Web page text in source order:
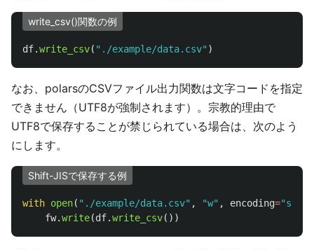
write_csv()関数の例
df.write_csv( " ./example/data.csv" )
なお、polarsのCSVファイル出力関数は文字コードを指定
できません（UTF8が強制されます）。宗教的理由で
UTF8で保存することが禁じられている場合は、次のよう
にします。
Shift-JISで保存する例
with open( " ./example/data.csv" , "w" , encoding="sjis
fw.write(df.write_csv())